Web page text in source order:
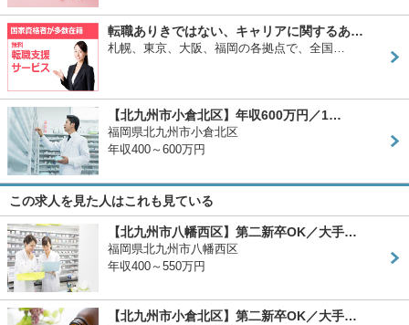
転職ありきではない、キャリアに関するあ…
札幌、東京、大阪、福岡の各拠点で、全国…
【北九州市小倉北区】年収600万円／1…
福岡県北九州市小倉北区
年収400～600万円
この求人を見た人はこれも見ている
【北九州市八幡西区】第二新卒OK／大手…
福岡県北九州市八幡西区
年収400～550万円
【北九州市小倉北区】第二新卒OK／大手…